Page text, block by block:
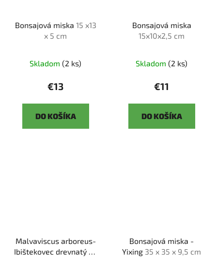
Bonsajová miska 15 x13
x 5 cm
Skladom (2 ks)
€13
DO KOŠÍKA
Bonsajová miska
15x10x2,5 cm
Skladom (2 ks)
€11
DO KOŠÍKA
Malvaviscus arboreus-
Ibištekovec drevnatý SK
Bonsajová miska -
Yixing 35 x 35 x 9,5 cm